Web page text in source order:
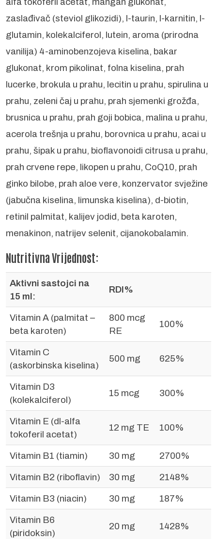
zaslađivač (steviol glikozidi), l-taurin, l-karnitin, l-
glutamin, kolekalciferol, lutein, aroma (prirodna
vanilija) 4-aminobenzojeva kiselina, bakar
glukonat, krom pikolinat, folna kiselina, prah
lucerke, brokula u prahu, lecitin u prahu, spirulina u
prahu, zeleni čaj u prahu, prah sjemenki grožđa,
brusnica u prahu, prah goji bobica, malina u prahu,
acerola trešnja u prahu, borovnica u prahu, acai u
prahu, šipak u prahu, bioflavonoidi citrusa u prahu,
prah crvene repe, likopen u prahu, CoQ10, prah
ginko bilobe, prah aloe vere, konzervator svježine
(jabučna kiselina, limunska kiselina), d-biotin,
retinil palmitat, kalijev jodid, beta karoten,
menakinon, natrijev selenit, cijanokobalamin.
Nutritivna Vrijednost:
Aktivni sastojci na
15 ml:
RDI%
Vitamin A (paImitat –
beta karoten)
800 mcg
RE
100%
Vitamin C
(askorbinska kiselina)
500 mg 625%
Vitamin D3
(kolekalciferol)
15 mcg 300%
Vitamin E (dl-alfa
tokoferil acetat)
12 mg TE 100%
Vitamin B1 (tiamin) 30 mg 2700%
Vitamin B2 (riboflavin) 30 mg 2148%
Vitamin B3 (niacin) 30 mg 187%
Vitamin B6
(piridoksin)
20 mg 1428%